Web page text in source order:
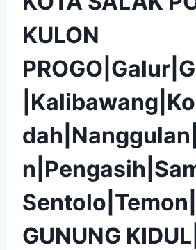
KULON
GUNUNG